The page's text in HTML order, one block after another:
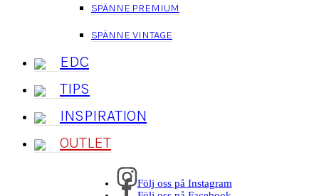
SPÄNNE PREMIUM
SPÄNNE VINTAGE
EDC
TIPS
INSPIRATION
OUTLET
Följ oss på Instagram